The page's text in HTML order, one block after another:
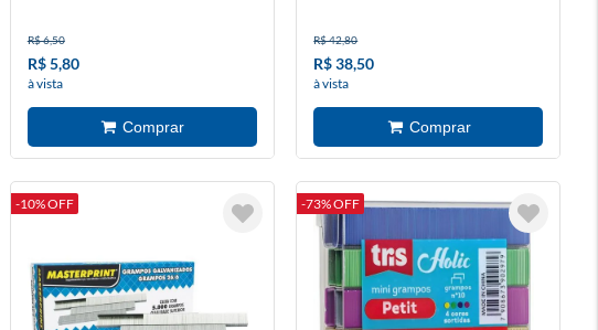
R$ 6,50
R$ 5,80
à vista
R$ 42,80
R$ 38,50
à vista
-10% OFF -73% OFF